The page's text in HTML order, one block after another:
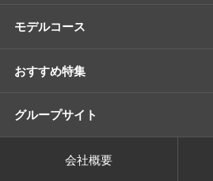
モデルコース
おすすめ特集
グループサイト
会社概要